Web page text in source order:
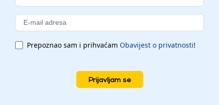
Prepoznao sam i prihvaćam Obavijest o privatnosti!
Prijavljam se